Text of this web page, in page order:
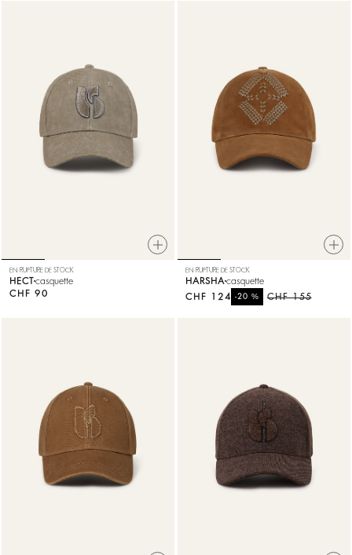
EN RUPTURE DE STOCK
HECTcasquette
CHF 90
EN RUPTURE DE STOCK
HARSHA casquette
CHF 155
-20%
CHF 124